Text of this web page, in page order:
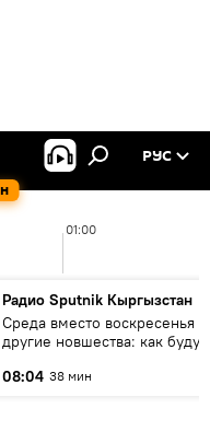
РУС
01:00
Радио Sputnik Кыргызстан
Среда вместо воскресенья и
другие новшества: как будут
08:04 38 мин